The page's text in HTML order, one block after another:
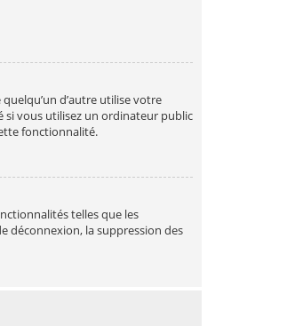
d’autre utilise votre
si vous utilisez un ordinateur public
fonctionnalité.
telles que les
déconnexion, la suppression des